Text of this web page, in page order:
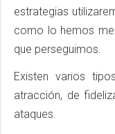
estrategias
como lo hemos
que perseguimos.
Existen varios
atracción, de
ataques.